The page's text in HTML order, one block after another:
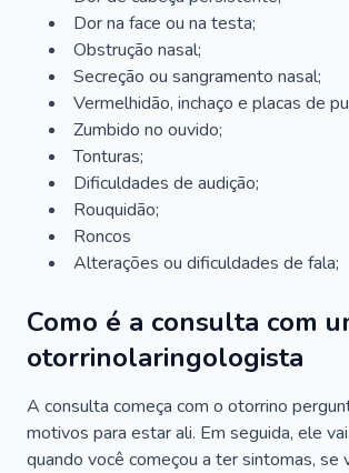
Dor na face ou na testa;
Obstrução nasal;
Secreção ou sangramento nasal;
Vermelhidão, inchaço e placas de
Zumbido no ouvido;
Tonturas;
Dificuldades de audição;
Rouquidão;
Roncos
Alterações ou dificuldades de fala;
Como é a consulta com
otorrinolaringologista
A consulta começa com o otorrino
motivos para estar ali. Em seguida, ele
quando você começou a ter sintomas, se